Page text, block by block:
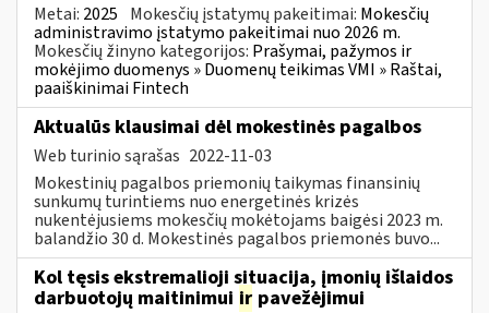
Metai: 2025 Mokesčių įstatymų pakeitimai: Mokesčių
administravimo įstatymo pakeitimai nuo 2026 m.
Mokesčių žinyno kategorijos: Prašymai, pažymos ir
mokėjimo duomenys » Duomenų teikimas VMI » Raštai,
paaiškinimai Fintech
Aktualūs klausimai dėl mokestinės pagalbos
Web turinio sąrašas 2022-11-03
Mokestinių pagalbos priemonių taikymas finansinių
sunkumų turintiems nuo energetinės krizės
nukentėjusiems mokesčių mokėtojams baigėsi 2023 m.
balandžio 30 d. Mokestinės pagalbos priemonės buvo...
Kol tęsis ekstremalioji situacija, įmonių išlaidos
darbuotojų maitinimui ir pavežėjimui